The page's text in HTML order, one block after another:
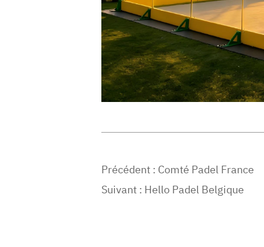
Précédent : Comté Padel France
Suivant : Hello Padel Belgique